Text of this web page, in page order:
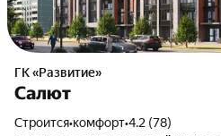
ГК «Развитие»
Салют
Строится•комфорт•4.2 (78)